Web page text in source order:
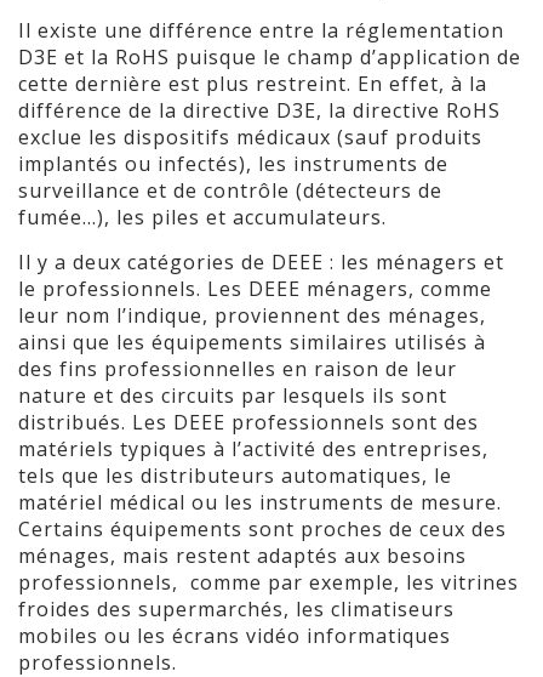
Il existe une différence entre la réglementation
D3E et la RoHS puisque le champ d’application de
cette dernière est plus restreint. En effet, à la
différence de la directive D3E, la directive RoHS
exclue les dispositifs médicaux (sauf produits
implantés ou infectés), les instruments de
surveillance et de contrôle (détecteurs de
fumée…), les piles et accumulateurs.
Il y a deux catégories de DEEE : les ménagers et
le professionnels. Les DEEE ménagers, comme
leur nom l’indique, proviennent des ménages,
ainsi que les équipements similaires utilisés à
des fins professionnelles en raison de leur
nature et des circuits par lesquels ils sont
distribués. Les DEEE professionnels sont des
matériels typiques à l’activité des entreprises,
tels que les distributeurs automatiques, le
matériel médical ou les instruments de mesure.
Certains équipements sont proches de ceux des
ménages, mais restent adaptés aux besoins
professionnels, comme par exemple, les vitrines
froides des supermarchés, les climatiseurs
mobiles ou les écrans vidéo informatiques
professionnels.